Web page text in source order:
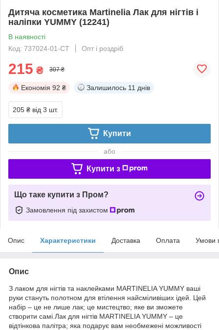
Дитяча косметика Martinelia Лак для нігтів і
наліпки YUMMY (12241)
В наявності
Код: 737024-01-СТ
Опт і роздріб
215 ₴ 307 ₴
Економія 92 ₴ Залишилось 11 днів
205 ₴ від 3 шт.
Купити
або
Купити з
Що таке купити з Пром?
Замовлення під захистом
Опис Характеристики Доставка Оплата Умови
Опис
З лаком для нігтів та наклейками MARTINELIA YUMMY ваші
руки стануть полотном для втілення найсміливіших ідей. Цей
набір – це не лише лак; це мистецтво; яке ви зможете
створити самі.Лак для нігтів MARTINELIA YUMMY – це
відтінкова палітра; яка подарує вам необмежені можливості